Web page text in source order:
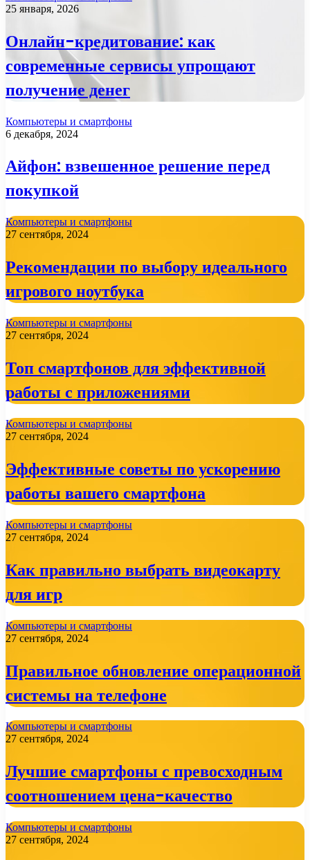
25 января, 2026
Онлайн-кредитование: как
современные сервисы упрощают
получение денег
Компьютеры и смартфоны
6 декабря, 2024
Айфон: взвешенное решение перед
покупкой
Компьютеры и смартфоны
27 сентября, 2024
Рекомендации по выбору идеального
игрового ноутбука
Компьютеры и смартфоны
27 сентября, 2024
Топ смартфонов для эффективной
работы с приложениями
Компьютеры и смартфоны
27 сентября, 2024
Эффективные советы по ускорению
работы вашего смартфона
Компьютеры и смартфоны
27 сентября, 2024
Как правильно выбрать видеокарту
для игр
Компьютеры и смартфоны
27 сентября, 2024
Правильное обновление операционной
системы на телефоне
Компьютеры и смартфоны
27 сентября, 2024
Лучшие смартфоны с превосходным
соотношением цена-качество
Компьютеры и смартфоны
27 сентября, 2024